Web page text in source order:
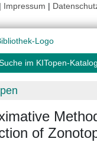
| Impressum |
im KITopen-Katalog
of